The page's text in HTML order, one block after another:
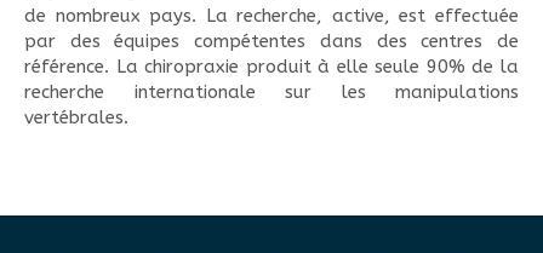
de nombreux pays. La recherche, active, est effectuée
par des équipes compétentes dans des centres de
référence. La chiropraxie produit à elle seule 90% de la
recherche internationale sur les manipulations
vertébrales.